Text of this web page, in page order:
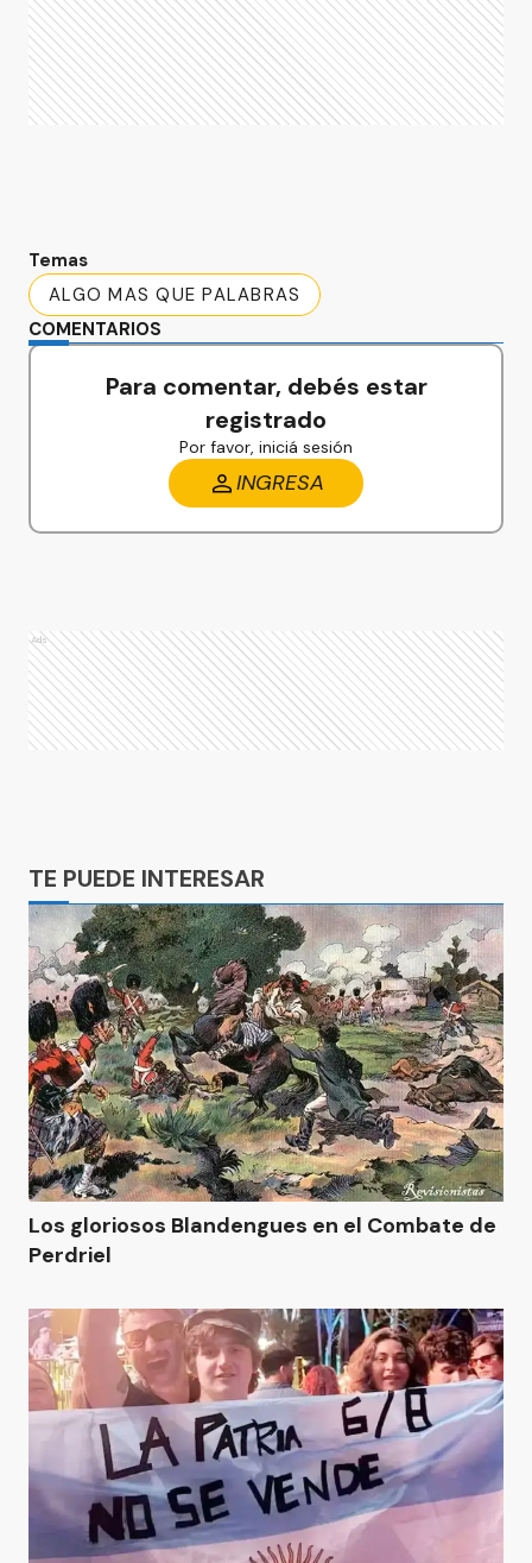
Temas
ALGO MAS QUE PALABRAS
COMENTARIOS
Para comentar, debés estar
registrado
Por favor, iniciá sesión
INGRESA
Ads
TE PUEDE INTERESAR
Los gloriosos Blandengues en el Combate de
Perdriel